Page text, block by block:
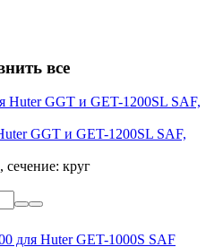
все
GGT и GET-1200SL SAF,
круг